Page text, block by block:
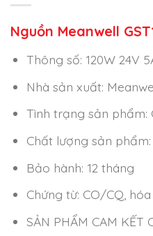
Nguồn Meanwell
Thông số: 120W 24V
Nhà sản xuất:
Tình trạng sản phẩm:
Chất lượng sản phẩm:
Bảo hành: 12 tháng
Chứng từ: CO/CQ,
SẢN PHẨM CAM KẾT